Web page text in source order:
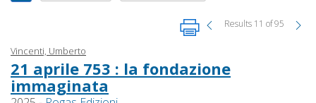
Results 11 of 95
Vincenti, Umberto
21 aprile 753 : la fondazione
immaginata